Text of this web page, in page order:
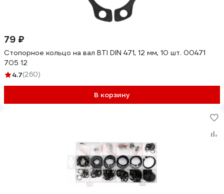
79 ₽
Стопорное кольцо на вал BTI DIN 471, 12 мм, 10 шт. 00471
705 12
4.7(260)
В корзину